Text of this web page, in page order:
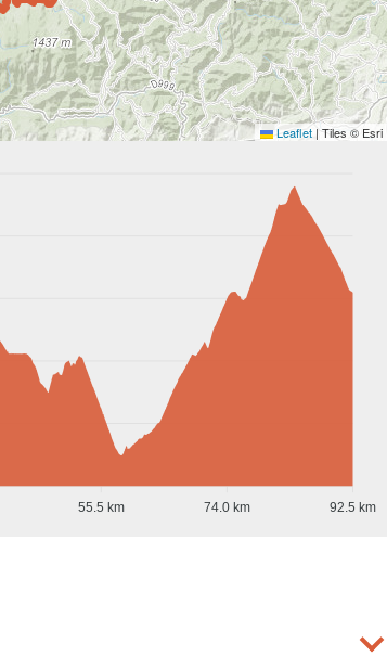
Leaflet | Tiles © Esri
55.5 km 74.0 km 92.5 km